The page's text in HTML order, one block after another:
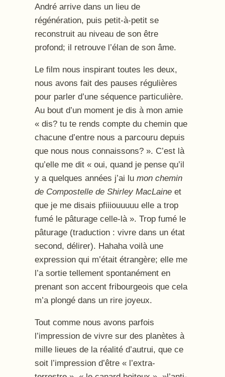
André arrive dans un lieu de
régénération, puis petit-à-petit se
reconstruit au niveau de son être
profond; il retrouve l’élan de son âme.
Le film nous inspirant toutes les deux,
nous avons fait des pauses régulières
pour parler d’une séquence particulière.
Au bout d’un moment je dis à mon amie
« dis? tu te rends compte du chemin que
chacune d’entre nous a parcouru depuis
que nous nous connaissons? ». C’est là
qu’elle me dit « oui, quand je pense qu’il
y a quelques années j’ai lumon chemin
de Compostelle de Shirley MacLaine et
que je me disais pfiiiouuuuu elle a trop
fumé le pâturage celle-là ». Trop fumé le
pâturage (traduction : vivre dans un état
second, délirer). Hahaha voilà une
expression qui m’était étrangère; elle me
l’a sortie tellement spontanément en
prenant son accent fribourgeois que cela
m’a plongé dans un rire joyeux.
Tout comme nous avons parfois
l’impression de vivre sur des planètes à
mille lieues de la réalité d’autrui, que ce
soit l’impression d’être « l’extra-